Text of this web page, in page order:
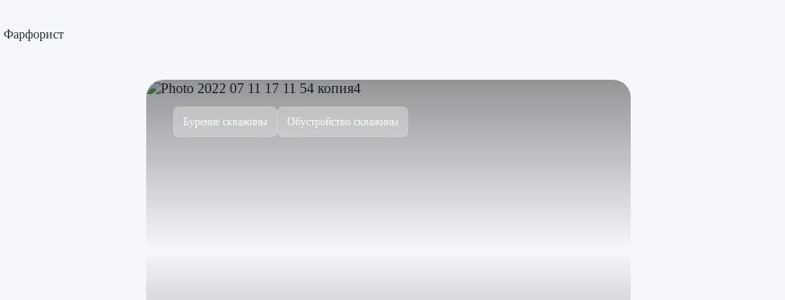
Фарфорист
Бурение скважины Обустройство скважины